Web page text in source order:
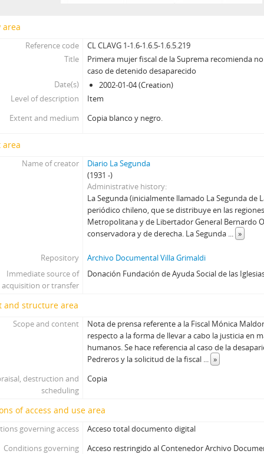
area
Reference code
CL CLAVG 1-1.6-1.6.5-1.6.5.219
Title
Primera mujer fiscal de la Suprema recomienda
caso de detenido desaparecido
Date(s)
2002-01-04 (Creation)
Level of description
Item
Extent and medium
Copia blanco y negro.
area
Name of creator
Diario La Segunda
(1931 -)
Administrative history
La Segunda (inicialmente llamado La Segunda de
periódico chileno, que se distribuye en las
Metropolitana y de Libertador General Bernardo
conservadora y de derecha. La Segunda ... »
Repository
Archivo Documental Villa Grimaldi
Immediate source of
acquisition or transfer
Donación Fundación de Ayuda Social de las
and structure area
Scope and content
Nota de prensa referente a la Fiscal Mónica
respecto a la forma de llevar a cabo la justicia en
humanos. Se hace referencia al caso de la
Pedreros y la solicitud de la fiscal ... »
destruction and
scheduling
Copia
of access and use area
governing access
Acceso total documento digital
Conditions governing
Acceso restringido al Contenedor Archivo